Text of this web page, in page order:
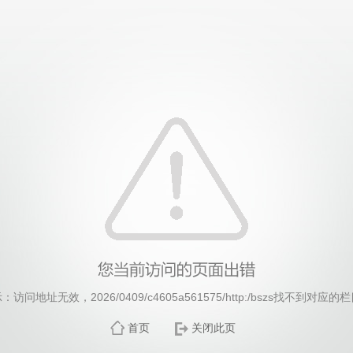
：访问地址无效，2026/0409/c4605a561575/http:/bszs找不到对应的栏
首页 关闭此页